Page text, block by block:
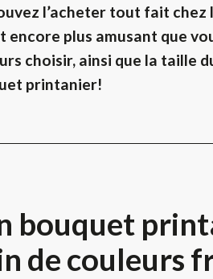
l’acheter tout fait
encore plus amusant que
choisir, ainsi que la taille
printanier!
bouquet
de couleurs